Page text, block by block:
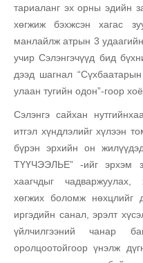
тариаланг эх орны эдийн
хөгжиж бэхжсэн хагас
манлайлж атрын 3
учир Сэлэнгэчүүд бид
дээд шагнал
улаан тугийн одон”-гоор
Сэлэнгэ сайхан
итгэл хүндлэлийг хүлээн
бүрэн эрхийн он
ТҮҮЧЭЭЛЬЕ” -ийг эрхэм
хаагчдыг чадваржуулах,
хөгжих боломж нөхцлийг
иргэдийн санал, эрэлт
үйлчилгээний чанар
оролцоотойгоор үнэлж